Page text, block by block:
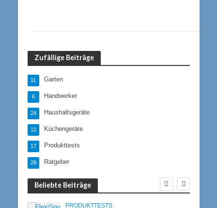
Zufällige Beiträge
Garten
11
Handwerker
6
Haushaltsgeräte
24
Küchengeräte
12
Produkttests
17
Ratgeber
28
Beliebte Beiträge
PRODUKTTESTS